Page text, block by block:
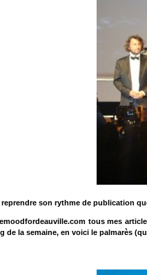
son rythme de publication
tous mes
la semaine, en voici le palmarès